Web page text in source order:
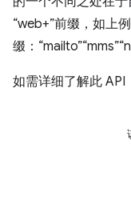
“web+”前缀，如上
缀：
如需详细了解此 API